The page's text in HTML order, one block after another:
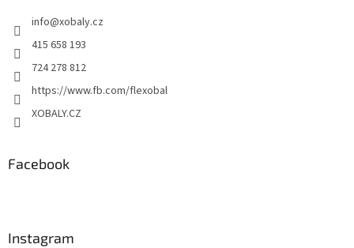
info@xobaly.cz
415 658 193
724 278 812
https://www.fb.com/flexobal
XOBALY.CZ
Facebook
Instagram